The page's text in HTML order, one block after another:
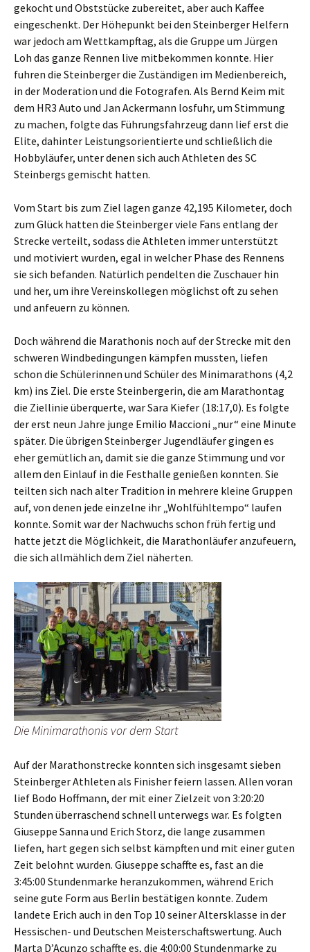
gekocht und Obststücke zubereitet, aber auch Kaffee
eingeschenkt. Der Höhepunkt bei den Steinberger Helfern
war jedoch am Wettkampftag, als die Gruppe um Jürgen
Loh das ganze Rennen live mitbekommen konnte. Hier
fuhren die Steinberger die Zuständigen im Medienbereich,
in der Moderation und die Fotografen. Als Bernd Keim mit
dem HR3 Auto und Jan Ackermann losfuhr, um Stimmung
zu machen, folgte das Führungsfahrzeug dann lief erst die
Elite, dahinter Leistungsorientierte und schließlich die
Hobbyläufer, unter denen sich auch Athleten des SC
Steinbergs gemischt hatten.
Vom Start bis zum Ziel lagen ganze 42,195 Kilometer, doch
zum Glück hatten die Steinberger viele Fans entlang der
Strecke verteilt, sodass die Athleten immer unterstützt
und motiviert wurden, egal in welcher Phase des Rennens
sie sich befanden. Natürlich pendelten die Zuschauer hin
und her, um ihre Vereinskollegen möglichst oft zu sehen
und anfeuern zu können.
Doch während die Marathonis noch auf der Strecke mit den
schweren Windbedingungen kämpfen mussten, liefen
schon die Schülerinnen und Schüler des Minimarathons (4,2
km) ins Ziel. Die erste Steinbergerin, die am Marathontag
die Ziellinie überquerte, war Sara Kiefer (18:17,0). Es folgte
der erst neun Jahre junge Emilio Maccioni „nur“ eine Minute
später. Die übrigen Steinberger Jugendläufer gingen es
eher gemütlich an, damit sie die ganze Stimmung und vor
allem den Einlauf in die Festhalle genießen konnten. Sie
teilten sich nach alter Tradition in mehrere kleine Gruppen
auf, von denen jede einzelne ihr „Wohlfühltempo“ laufen
konnte. Somit war der Nachwuchs schon früh fertig und
hatte jetzt die Möglichkeit, die Marathonläufer anzufeuern,
die sich allmählich dem Ziel näherten.
Die Minimarathonis vor dem Start
Auf der Marathonstrecke konnten sich insgesamt sieben
Steinberger Athleten als Finisher feiern lassen. Allen voran
lief Bodo Hoffmann, der mit einer Zielzeit von 3:20:20
Stunden überraschend schnell unterwegs war. Es folgten
Giuseppe Sanna und Erich Storz, die lange zusammen
liefen, hart gegen sich selbst kämpften und mit einer guten
Zeit belohnt wurden. Giuseppe schaffte es, fast an die
3:45:00 Stundenmarke heranzukommen, während Erich
seine gute Form aus Berlin bestätigen konnte. Zudem
landete Erich auch in den Top 10 seiner Altersklasse in der
Hessischen- und Deutschen Meisterschaftswertung. Auch
Marta D’Acunzo schaffte es, die 4:00:00 Stundenmarke zu